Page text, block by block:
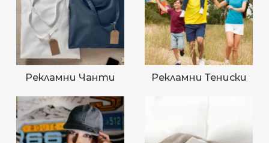
Рекламни Чанти Рекламни Тениски